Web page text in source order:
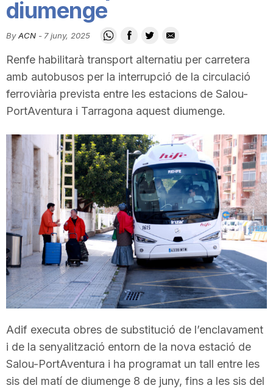
t
e
T
a
r
diumenge
By ACN - 7 juny, 2025
Renfe habilitarà transport alternatiu per carretera
amb autobusos per la interrupció de la circulació
ferroviària prevista entre les estacions de Salou-
PortAventura i Tarragona aquest diumenge.
Adif executa obres de substitució de l’enclavament
i de la senyalització entorn de la nova estació de
Salou-PortAventura i ha programat un tall entre les
sis del matí de diumenge 8 de juny, fins a les sis del